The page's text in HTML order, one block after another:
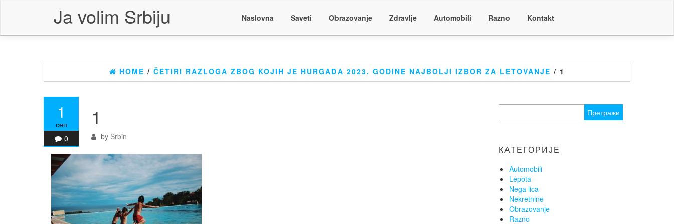
content
Ja volim Srbiju Naslovna Saveti Obrazovanje Zdravlje Automobili Razno Kontakt
HOME / ČETIRI RAZLOGA ZBOG KOJIH JE HURGADA 2023. GODINE NAJBOLJI IZBOR ZA LETOVANJE / 1
1
сеп
0
1
by Srbin
за:
КАТЕГОРИЈЕ
Automobili
Lepota
Nega lica
Nekretnine
Obrazovanje
Razno